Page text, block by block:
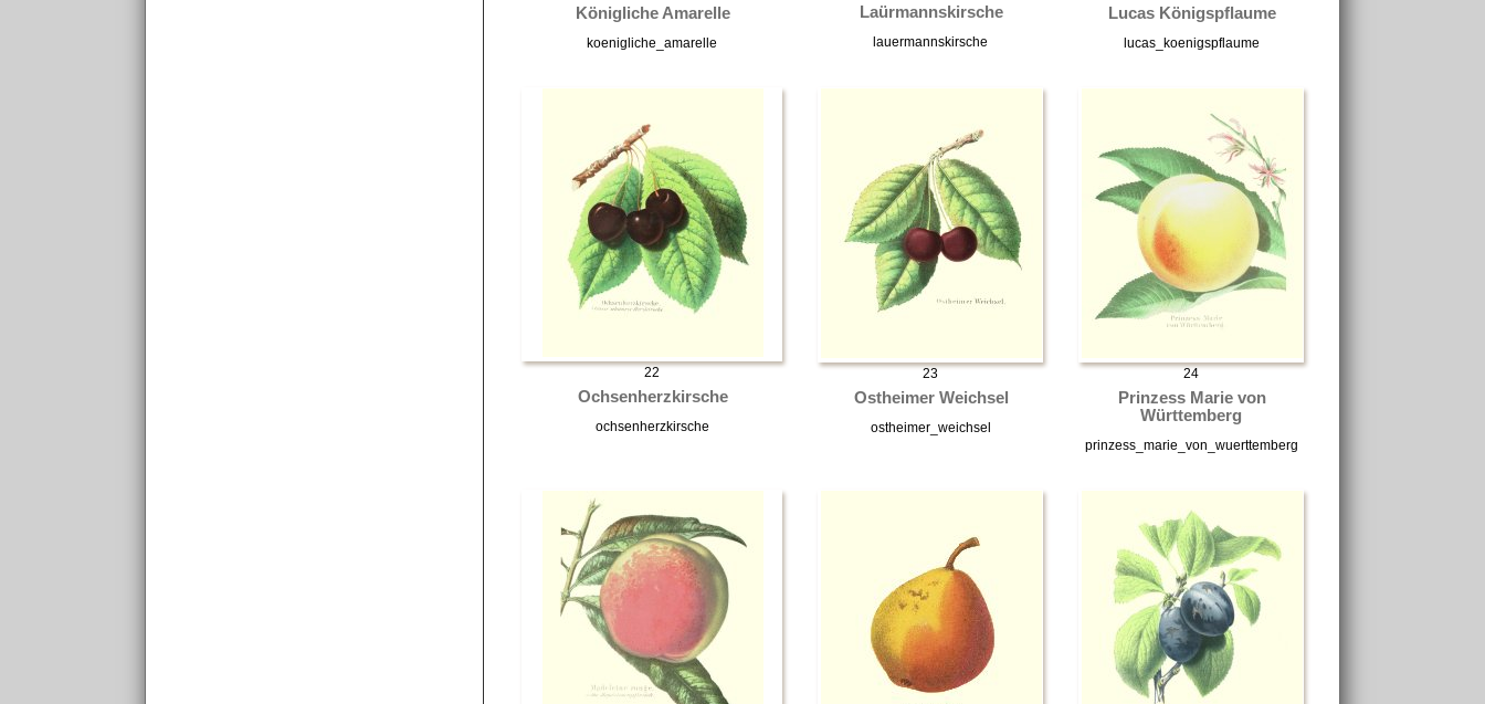
Königliche Amarelle
koenigliche_amarelle
Laürmannskirsche
lauermannskirsche
Lucas Königspflaume
lucas_koenigspflaume
22
Ochsenherzkirsche
ochsenherzkirsche
23
Ostheimer Weichsel
ostheimer_weichsel
24
Prinzess Marie von
Württemberg
prinzess_marie_von_wuerttemberg